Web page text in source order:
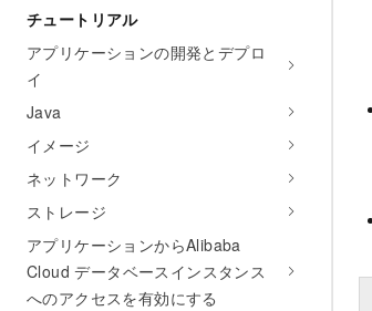
チュートリアル
アプリケーションの開発とデプロ
イ
Java
イメージ
ネットワーク
ストレージ
アプリケーションからAlibaba
Cloud データベースインスタンス
へのアクセスを有効にする